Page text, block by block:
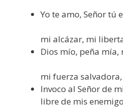
Yo te amo, Señor tú
Señor,
mi alcázar, mi
Dios mío, peña mía,
mi fuerza
Invoco al Señor de
libre de mis